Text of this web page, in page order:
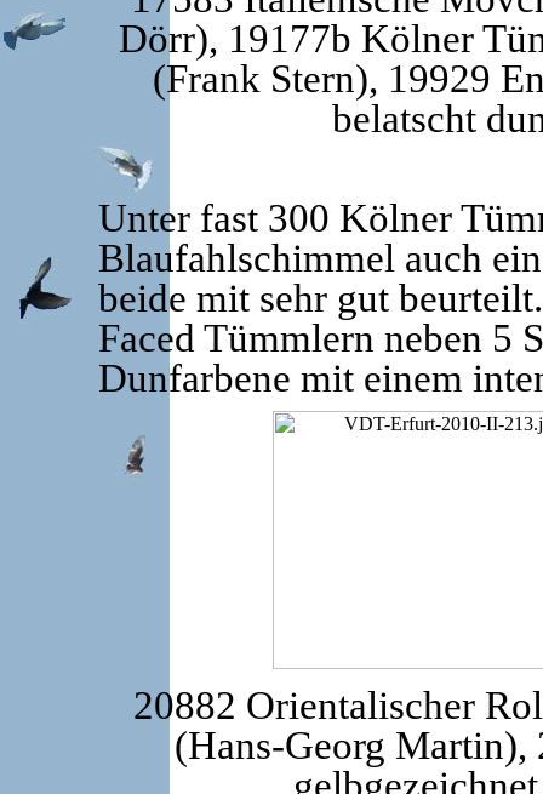
Dörr), 19177b Kölner
(Frank Stern), 19929
belatscht
Unter fast 300 Kölner
Blaufahlschimmel auch
beide mit sehr gut
Faced Tümmlern neben 5
Dunfarbene mit einem
20882 Orientalischer
(Hans-Georg Martin),